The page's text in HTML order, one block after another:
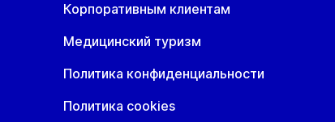
Корпоративным клиентам
Медицинский туризм
Политика конфиденциальности
Политика cookies